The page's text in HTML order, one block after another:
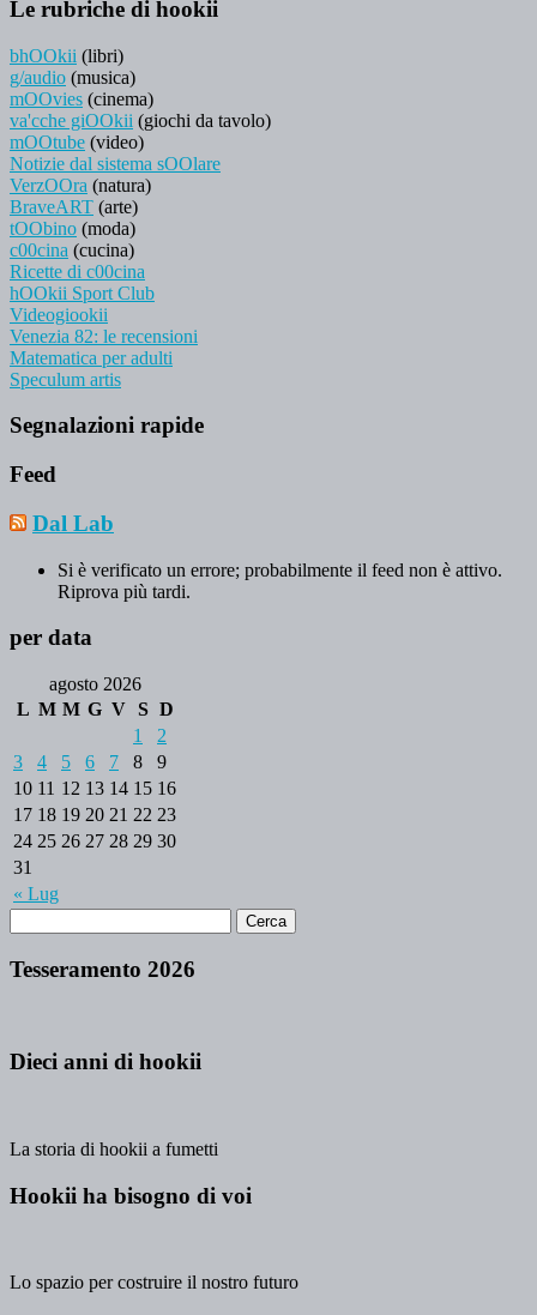
Le rubriche di hookii
bhOOkii (libri)
g/audio (musica)
mOOvies (cinema)
va'cche giOOkii (giochi da tavolo)
mOOtube (video)
Notizie dal sistema sOOlare
VerzOOra (natura)
BraveART (arte)
tOObino (moda)
c00cina (cucina)
Ricette di c00cina
hOOkii Sport Club
Videogiookii
Venezia 82: le recensioni
Matematica per adulti
Speculum artis
Segnalazioni rapide
Feed
Dal Lab
Si è verificato un errore; probabilmente il feed non è attivo.
Riprova più tardi.
per data
agosto 2026
L M M G V S D
« Lug
1
2
3
4 5 6 7 8
9
10 11 12 13 14 15 16
17 18 19 20 21 22 23
24 25 26 27 28 29 30
31
Tesseramento 2026
Dieci anni di hookii
La storia di hookii a fumetti
Hookii ha bisogno di voi
Lo spazio per costruire il nostro futuro